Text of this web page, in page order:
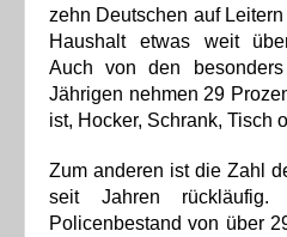
zehn Deutschen auf
Haushalt etwas weit
Auch von den
Jährigen nehmen 29
ist, Hocker, Schrank, Tisch
Zum anderen ist die Zahl
seit Jahren
Policenbestand von über